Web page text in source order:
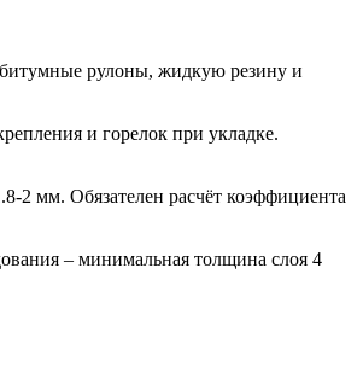
рулоны, жидкую резину и
и горелок при укладке.
2 мм. Обязателен расчёт коэффициента
– минимальная толщина слоя 4